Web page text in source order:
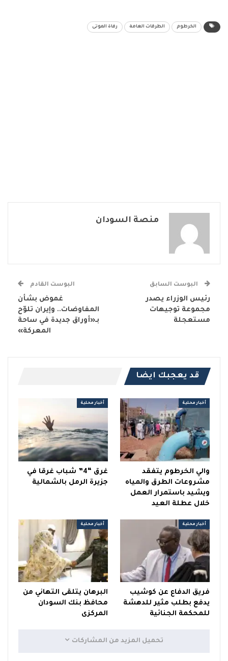
الخرطوم الطرقات العامة رفاة الموتى
منصة السودان
البوست السابق
رئيس الوزراء يصدر
مجموعة توجيهات
مستعجلة
البوست القادم
غموض بشأن
المفاوضات.. وإيران تلوّح
بـ«أوراق جديدة في ساحة
المعركة»
قد يعجبك ايضا
أخبار محلية
والي الخرطوم يتفقد
مشروعات الطرق والمياه
ويشيد باستمرار العمل
خلال عطلة العيد
أخبار محلية
غرق “4” شباب غرقا في
جزيرة الرمل بالشمالية
أخبار محلية
فريق الدفاع عن كوشيب
يدفع بطلب مثير للدهشة
للمحكمة الجنائية
أخبار محلية
البرهان يتلقى التهاني من
محافظ بنك السودان
المركزى
تحميل المزيد من المشاركات